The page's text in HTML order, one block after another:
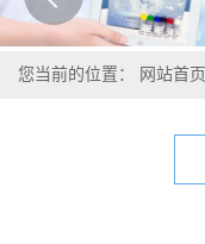
您当前的位置： 网站首页